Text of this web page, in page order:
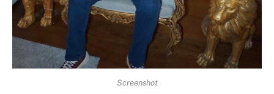
Screenshot